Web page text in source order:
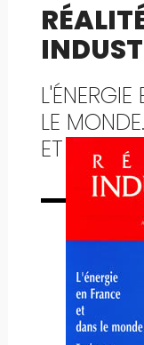
LE
ET